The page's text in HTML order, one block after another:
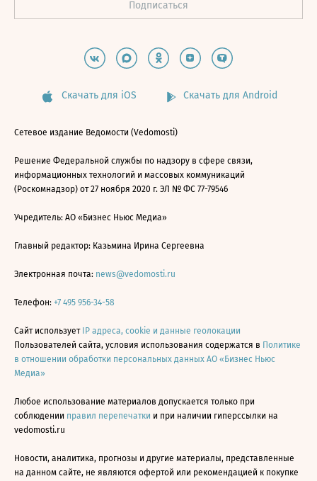
Скачать для iOS Скачать для Android
Сетевое издание Ведомости (Vedomosti)
Решение Федеральной службы по надзору в сфере связи,
информационных технологий и массовых коммуникаций
(Роскомнадзор) от 27 ноября 2020 г. ЭЛ № ФС 77-79546
Учредитель: АО «Бизнес Ньюс Медиа»
Главный редактор: Казьмина Ирина Сергеевна
Электронная почта: news@vedomosti.ru
Телефон: +7 495 956-34-58
Сайт использует IP адреса, cookie и данные геолокации
Пользователей сайта, условия использования содержатся в Политике
в отношении обработки персональных данных АО «Бизнес Ньюс
Медиа»
Любое использование материалов допускается только при
соблюдении правил перепечатки и при наличии гиперссылки на
vedomosti.ru
Новости, аналитика, прогнозы и другие материалы, представленные
на данном сайте, не являются офертой или рекомендацией к покупке